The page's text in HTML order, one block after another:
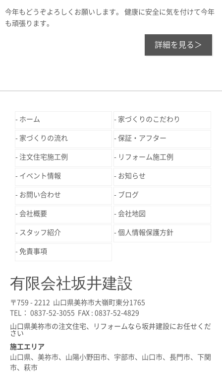
今年もどうぞよろしくお願いします。 健康に安全に気を付けて今年
も頑張ります。
詳細を見る＞
ホーム 家づくりのこだわり
家づくりの流れ 保証・アフター
注文住宅施工例 リフォーム施工例
イベント情報 お知らせ
お問い合わせ ブログ
会社概要 会社地図
スタッフ紹介 個人情報保護方針
免責事項
有限会社坂井建設
〒759 - 2212 山口県美祢市大嶺町東分1765
TEL： 0837-52-3055 FAX : 0837-52-4829
山口県美祢市の注文住宅、リフォームなら坂井建設にお任せくだ
さい
施工エリア
山口県、美祢市、山陽小野田市、宇部市、山口市、長門市、下関
市、萩市